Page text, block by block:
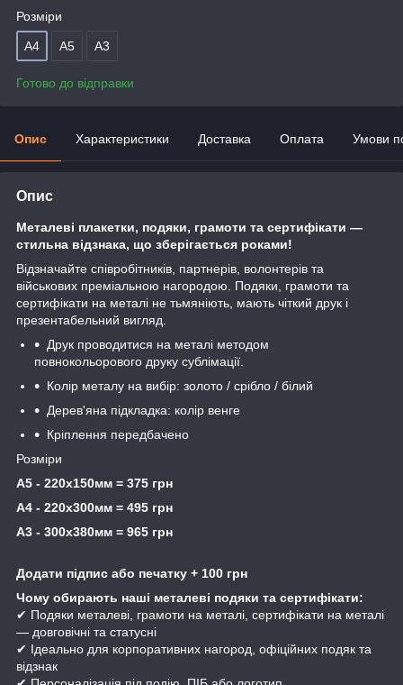
Розміри
А4 А5 А3
Готово до відправки
Опис Характеристики Доставка Оплата Умови
Опис
Металеві плакетки, подяки, грамоти та сертифікати —
стильна відзнака, що зберігається роками!
Відзначайте співробітників, партнерів, волонтерів та
військових преміальною нагородою. Подяки, грамоти та
сертифікати на металі не тьмяніють, мають чіткий друк і
презентабельний вигляд.
Друк проводитися на металі методом
повнокольорового друку сублімації.
Колір металу на вибір: золото / срібло / білий
Дерев'яна підкладка: колір венге
Кріплення передбачено
Розміри
А5 - 220х150мм = 375 грн
А4 - 220х300мм = 495 грн
А3 - 300х380мм = 965 грн
Додати підпис або печатку + 100 грн
Чому обирають наші металеві подяки та сертифікати:
✔ Подяки металеві, грамоти на металі, сертифікати на металі
— довговічні та статусні
✔ Ідеально для корпоративних нагород, офіційних подяк та
відзнак